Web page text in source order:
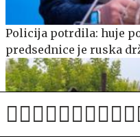
Policija potrdila: huje
predsednice je ruska